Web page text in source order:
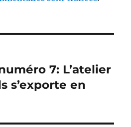
7: L’atelier
s’exporte en